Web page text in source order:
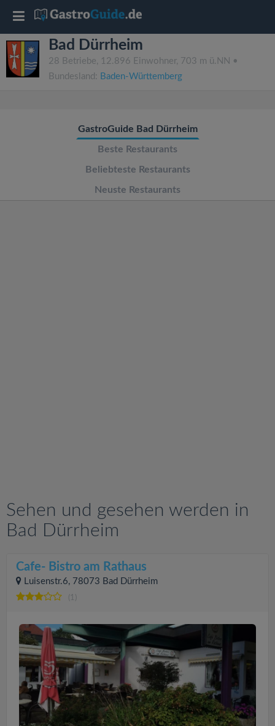
Bad Dürrheim
28 Betriebe, 12.896 Einwohner, 703 m ü.NN •
Bundesland: Baden-Württemberg
GastroGuide Bad Dürrheim
Beste Restaurants
Beliebteste Restaurants
Neuste Restaurants
Sehen und gesehen werden in
Bad Dürrheim
Cafe- Bistro am Rathaus
Luisenstr.6, 78073 Bad Dürrheim
(1)
T
o
g
n